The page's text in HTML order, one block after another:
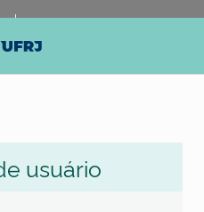
usuário